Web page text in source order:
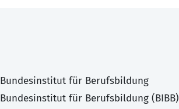
Bundesinstitut für Berufsbildung
Bundesinstitut für Berufsbildung (BIBB)